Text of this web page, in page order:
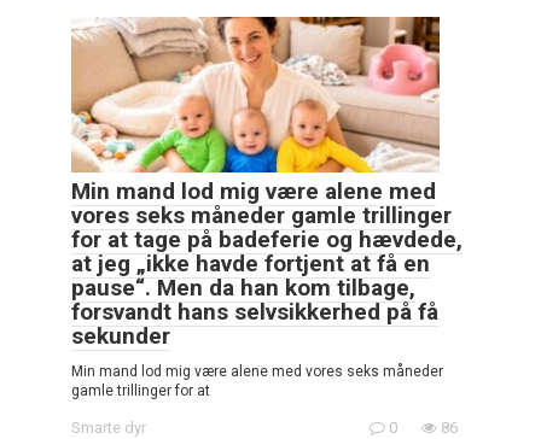
Min mand lod mig være alene med
vores seks måneder gamle trillinger
for at tage på badeferie og hævdede,
at jeg „ikke havde fortjent at få en
pause“. Men da han kom tilbage,
forsvandt hans selvsikkerhed på få
sekunder
Min mand lod mig være alene med vores seks måneder
gamle trillinger for at
Smarte dyr 0 86